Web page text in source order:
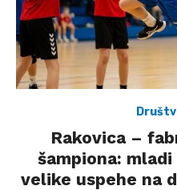
Rakovica –
šampiona:
velike uspehe na